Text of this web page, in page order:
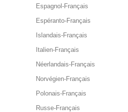
Espagnol-Français
Espéranto-Français
Islandais-Français
Italien-Français
Néerlandais-Français
Norvégien-Français
Polonais-Français
Russe-Français